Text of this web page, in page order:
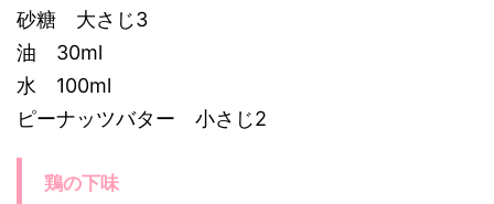
砂糖 大さじ3
油 30ml
水 100ml
ピーナッツバター 小さじ2
鶏の下味